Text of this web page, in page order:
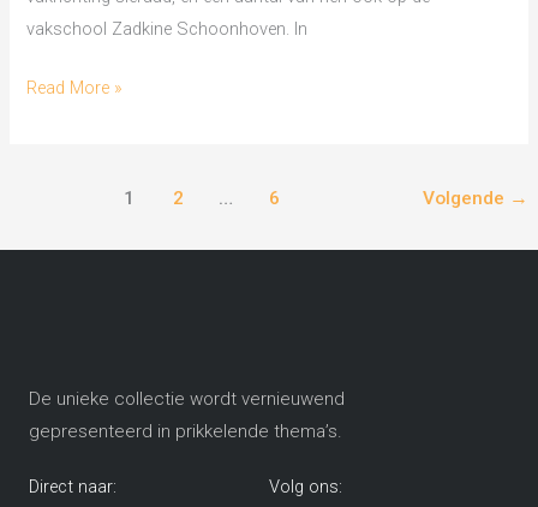
vakschool Zadkine Schoonhoven. In
Read More »
1 2 … 6 Volgende →
De unieke collectie wordt vernieuwend
gepresenteerd in prikkelende thema’s​.
Direct naar: Volg ons: